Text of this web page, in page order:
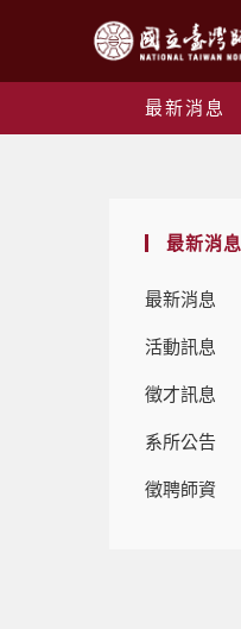
最新消息
最新消息
最新消息
活動訊息
徵才訊息
系所公告
徵聘師資